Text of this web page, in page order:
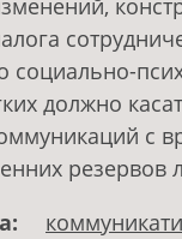
социально-
должно
с
резервов